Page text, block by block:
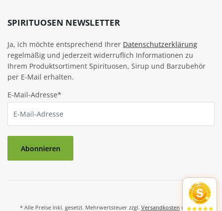
SPIRITUOSEN NEWSLETTER
Ja, ich möchte entsprechend Ihrer Datenschutzerklärung
regelmäßig und jederzeit widerruflich Informationen zu
Ihrem Produktsortiment Spirituosen, Sirup und Barzubehör
per E-Mail erhalten.
E-Mail-Adresse*
Abonnieren
* Alle Preise inkl. gesetzl. Mehrwertsteuer zzgl. Versandkosten und ggf.